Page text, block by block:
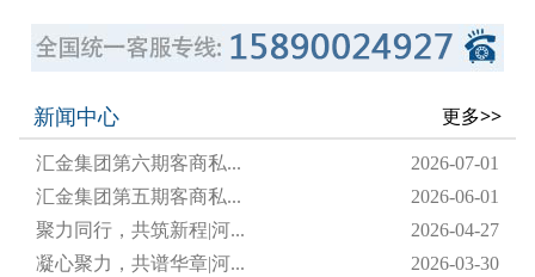
新闻中心 更多>>
汇金集团第六期客商私...
2026-07-01
汇金集团第五期客商私...
2026-06-01
聚力同行，共筑新程|河...
2026-04-27
凝心聚力，共谱华章|河...
2026-03-30